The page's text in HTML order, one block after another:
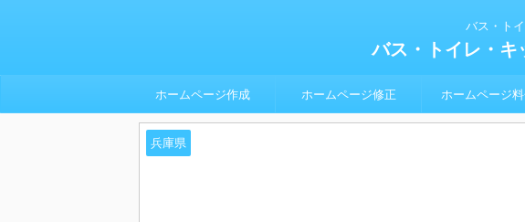
バス・ト
バス・トイレ・
ホームページ作成 ホームページ修正 ホームページ
兵庫県